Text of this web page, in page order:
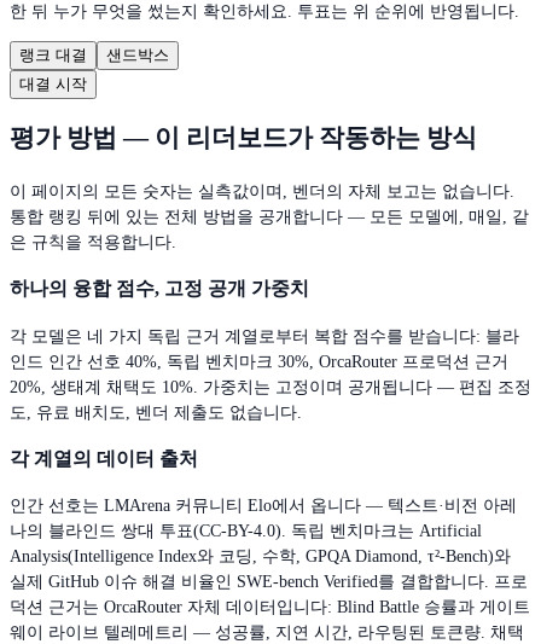
한 뒤 누가 무엇을 썼는지 확인하세요. 투표는 위 순위에 반영됩니다.
랭크 대결
샌드박스
대결 시작
평가 방법 — 이 리더보드가 작동하는 방식
이 페이지의 모든 숫자는 실측값이며, 벤더의 자체 보고는 없습니다.
통합 랭킹 뒤에 있는 전체 방법을 공개합니다 — 모든 모델에, 매일, 같
은 규칙을 적용합니다.
하나의 융합 점수, 고정 공개 가중치
각 모델은 네 가지 독립 근거 계열로부터 복합 점수를 받습니다: 블라
인드 인간 선호 40%, 독립 벤치마크 30%, OrcaRouter 프로덕션 근거
20%, 생태계 채택도 10%. 가중치는 고정이며 공개됩니다 — 편집 조정
도, 유료 배치도, 벤더 제출도 없습니다.
각 계열의 데이터 출처
인간 선호는 LMArena 커뮤니티 Elo에서 옵니다 — 텍스트·비전 아레
나의 블라인드 쌍대 투표(CC-BY-4.0). 독립 벤치마크는 Artificial
Analysis(Intelligence Index와 코딩, 수학, GPQA Diamond, τ²-Bench)와
실제 GitHub 이슈 해결 비율인 SWE-bench Verified를 결합합니다. 프로
덕션 근거는 OrcaRouter 자체 데이터입니다: Blind Battle 승률과 게이트
웨이 라이브 텔레메트리 — 성공률, 지연 시간, 라우팅된 토큰량. 채택